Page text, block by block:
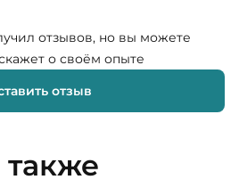
отзывов, но вы можете
о своём опыте
отзыв